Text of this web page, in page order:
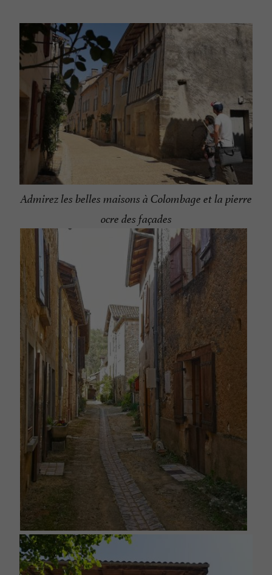
Admirez les belles maisons à Colombage et la pierre
ocre des façades